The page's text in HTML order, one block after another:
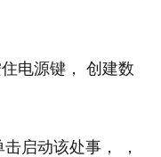
电源键， 创建数
启动该处事， ，